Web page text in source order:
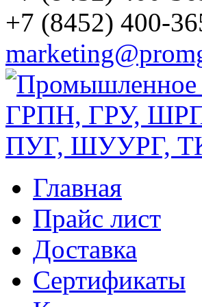
+7 (8452) 400-
Главная
Прайс лист
Доставка
Сертификаты